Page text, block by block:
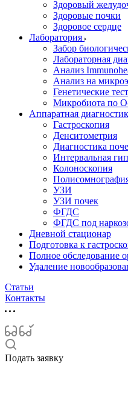
Здоровый
Здоровые почки
Здоровое сердце
Лаборатория
Забор
Лабораторная
Анализ
Анализ на
Генетические
Микробиота по
Аппаратная
Гастроскопия
Денситометрия
Диагностика
Интервальная
Колоноскопия
УЗИ
УЗИ почек
ФГДС
ФГДС под
Дневной стационар
Подготовка к
Полное обследование
Удаление
Статьи
Контакты
Подать заявку